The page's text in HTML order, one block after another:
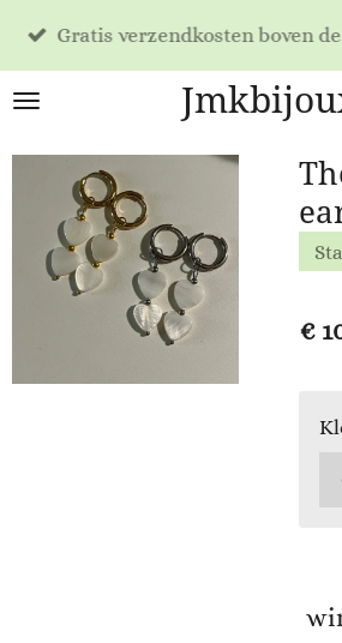
de
Gratis verzendkosten boven
€